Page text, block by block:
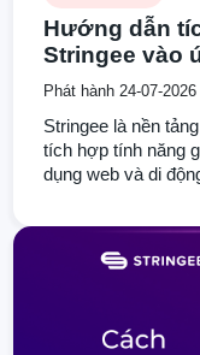
Hướng dẫn
Stringee vào
Phát hành 24-07-2026
Stringee là nền
tích hợp tính năng
dụng web và di
của Stringee vào